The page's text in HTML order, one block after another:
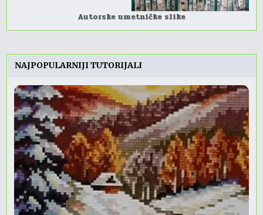
Autorske umetničke slike
NAJPOPULARNIJI TUTORIJALI